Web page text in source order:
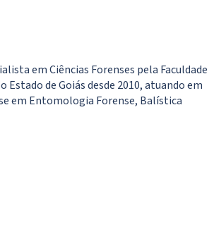
em Ciências Forenses pela Faculdade
de Goiás desde 2010, atuando em
em Entomologia Forense, Balística